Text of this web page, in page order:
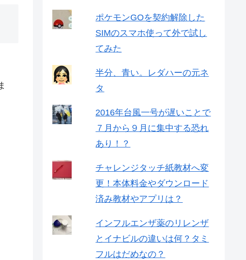
ポケモンGOを契約解除した
SIMのスマホ使って外で試し
てみた
半分、青い。レダハーの元ネ
タ
2016年台風一号が遅いことで
７月から９月に集中する恐れ
あり！？
チャレンジタッチ紙教材へ変
更！本体料金やダウンロード
済み教材やアプリは？
インフルエンザ薬のリレンザ
とイナビルの違いは何？タミ
フルはだめなの？